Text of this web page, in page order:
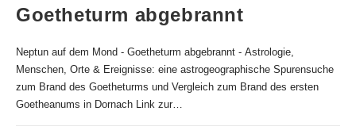
Goetheturm abgebrannt
Neptun auf dem Mond - Goetheturm abgebrannt - Astrologie,
Menschen, Orte & Ereignisse: eine astrogeographische Spurensuche
zum Brand des Goetheturms und Vergleich zum Brand des ersten
Goetheanums in Dornach Link zur…